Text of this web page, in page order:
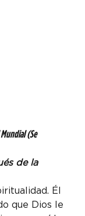
(Se
de la
Él
que Dios le